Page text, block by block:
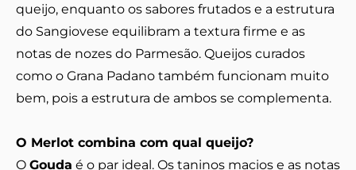
queijo, enquanto os sabores frutados e a estrutura
do Sangiovese equilibram a textura firme e as
notas de nozes do Parmesão. Queijos curados
como o Grana Padano também funcionam muito
bem, pois a estrutura de ambos se complementa.
O Merlot combina com qual queijo?
O Gouda é o par ideal. Os taninos macios e as notas